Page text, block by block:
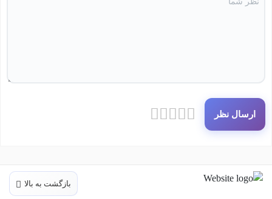
ارسال نظر
بازگشت به بالا